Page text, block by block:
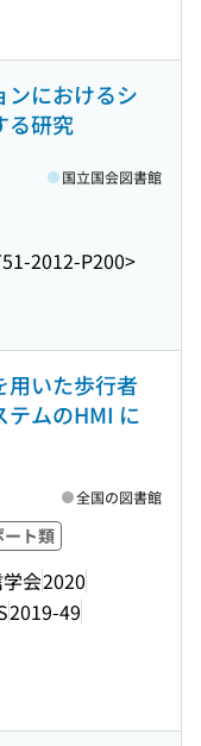
ンにおけるシ
る研究
2012-P200>
国立国会図書館
用いた歩行者
テムのHMI に
ト類
会2020
2019-49
全国の図書館